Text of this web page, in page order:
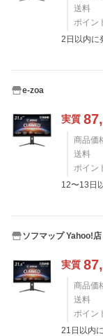
送料
ポイン
2日以内に
e-zoa
実質
商品価
送料
ポイン
12〜13日
ソフマップ Yahoo!店
実質
商品価
送料
ポイン
21日以内